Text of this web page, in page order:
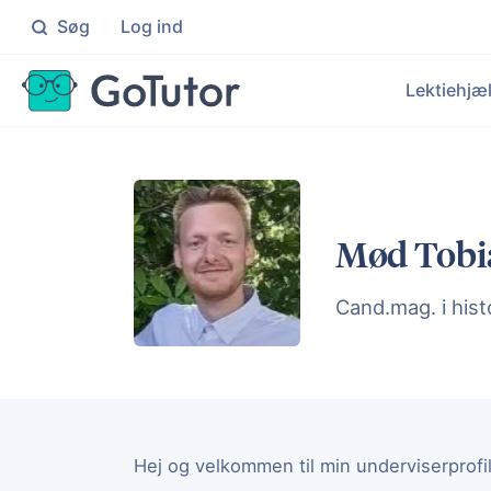
Søg Log ind
Målrettet hjælp til elever på
Få
Mød
Cand.mag. i
Hej og velkommen til min